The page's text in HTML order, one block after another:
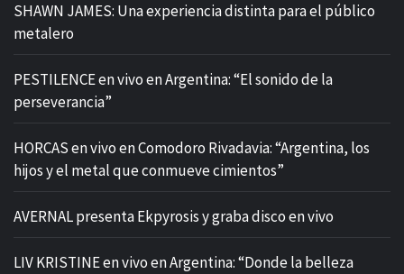
SHAWN JAMES: Una experiencia distinta para el público
metalero
PESTILENCE en vivo en Argentina: “El sonido de la
perseverancia”
HORCAS en vivo en Comodoro Rivadavia: “Argentina, los
hijos y el metal que conmueve cimientos”
AVERNAL presenta Ekpyrosis y graba disco en vivo
LIV KRISTINE en vivo en Argentina: “Donde la belleza